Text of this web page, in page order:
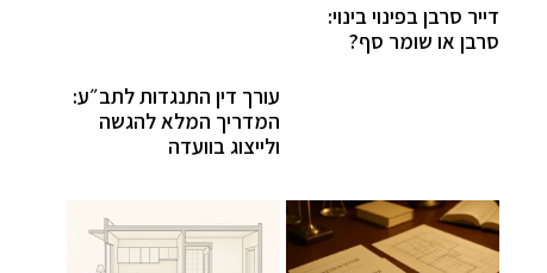
דייר סרבן בפינוי בינוי:
סרבן או שומר סף?
עורך דין התנגדות לתב״ע:
המדריך המלא להגשה
ולייצוג בוועדה